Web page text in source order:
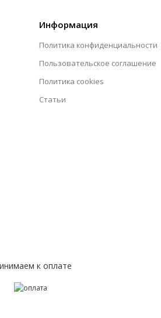
Информация
Политика конфиденциальности
Пользовательское соглашение
Политика cookies
Статьи
к оплате